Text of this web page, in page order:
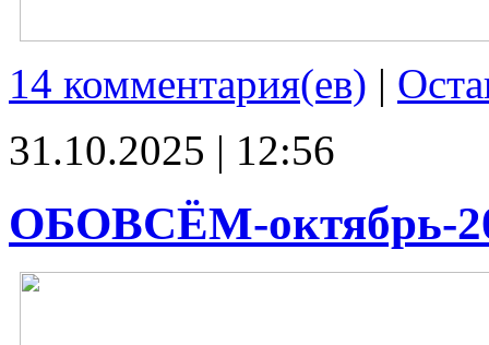
14 комментария(ев) |
31.10.2025 | 12:56
ОБОВСЁМ-октябрь-